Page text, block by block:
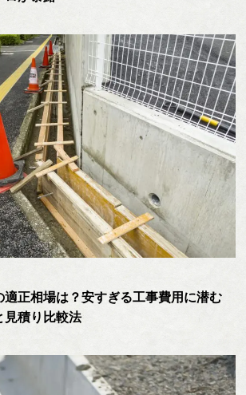
適正相場は？安すぎる工事費用に潜む
見積り比較法